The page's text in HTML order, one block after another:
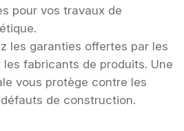
pour vos travaux de
les garanties offertes par les
fabricants de produits. Une
vous protège contre les
de construction.